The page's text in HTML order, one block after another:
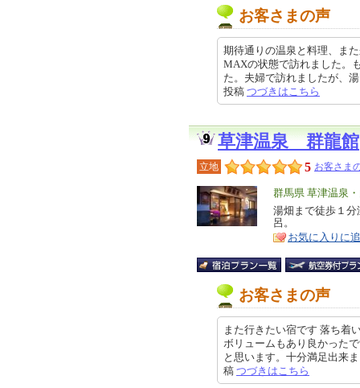
お客さまの声
期待通りの温泉と料理、ま
MAXの状態で訪れました。
た。夫婦で訪れましたが、
投稿 つづきはこちら
草津温泉 群龍館
立地 5 お客さま
エ
リ
ア
群馬県 草津温泉
特
徴
湯畑まで徒歩１
呂。
お気に入りに
お客さまの声
また行きたい宿です 落ち着
ボリュームもあり良かった
と思います。十分満足出来
稿 つづきはこちら